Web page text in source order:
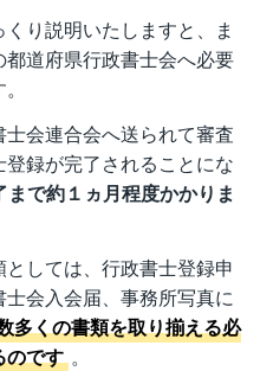
り説明いたしますと、ま
道府県行政書士会へ必要
会連合会へ送られて審査
録が完了されることにな
で約１ヵ月程度かかりま
しては、行政書士登録申
会入会届、事務所写真に
多くの書類を取り揃える必
のです 。